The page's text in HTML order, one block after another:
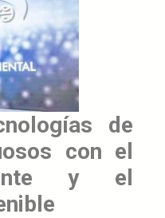
de
con el
y el